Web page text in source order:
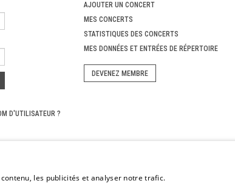
D'UTILISATEUR ?
AJOUTER UN CONCERT
MES CONCERTS
STATISTIQUES DES CONCERTS
MES DONNÉES ET ENTRÉES DE RÉPERTOIRE
DEVENEZ MEMBRE
LES MASTERCLASSES
| Conception et réalisation du projet par masterhomepage.ch
les publicités et analyser notre trafic.